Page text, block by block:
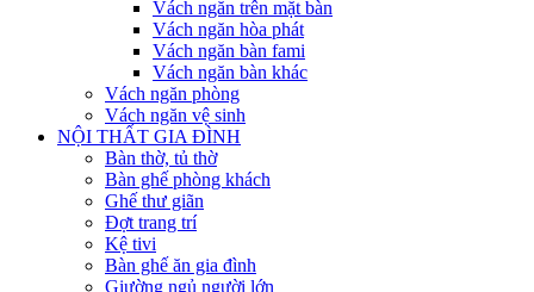
Vách ngăn trên mặt bàn
Vách ngăn hòa phát
Vách ngăn bàn fami
Vách ngăn bàn khác
Vách ngăn phòng
Vách ngăn vệ sinh
NỘI THẤT GIA ĐÌNH
Bàn thờ, tủ thờ
Bàn ghế phòng khách
Ghế thư giãn
Đợt trang trí
Kệ tivi
Bàn ghế ăn gia đình
Giường ngủ người lớn